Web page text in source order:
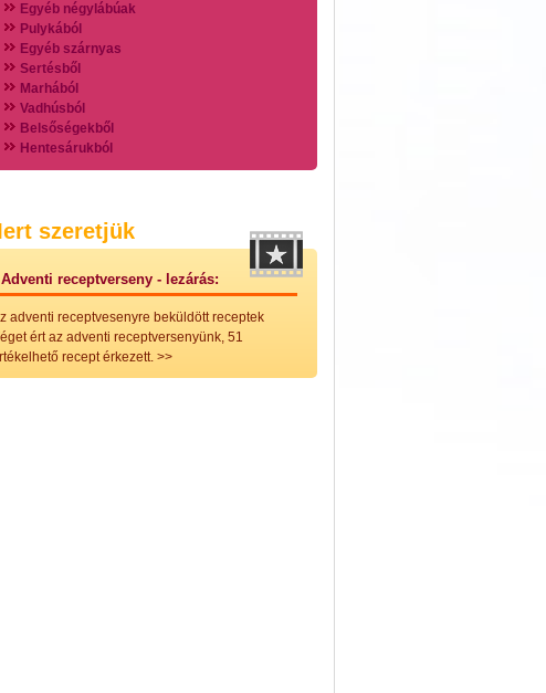
Egyéb négylábúak
Pulykából
Egyéb szárnyas
Sertésből
Marhából
Vadhúsból
Belsőségekből
Hentesárukból
Vadszárnyasokból
Halak
Hidegvérűek
Klasszikus főzelékek
Zöldséges ételek
Saláták
Hidegkonyhai készítmények
szeretjük
Adventi receptverseny - lezárás:
adventi receptvesenyre beküldött receptek
ért az adventi receptversenyünk, 51
recept érkezett.>>